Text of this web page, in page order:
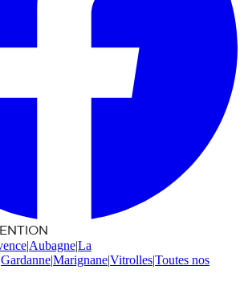
|Aubagne|La
Gardanne|Marignane|Vitrolles|Toutes nos